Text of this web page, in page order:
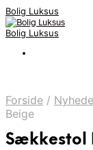
Bolig Luksus
Bolig Luksus
Forside /
Beige
Sækkestol